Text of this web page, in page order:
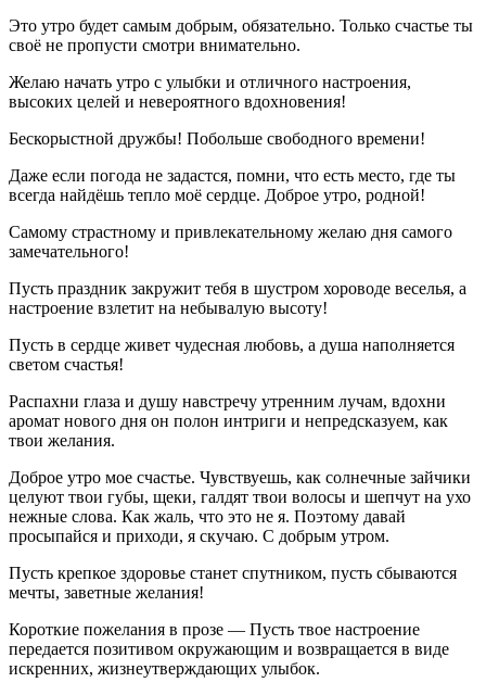
Это утро будет самым добрым, обязательно. Только счастье ты
своё не пропусти смотри внимательно.
Желаю начать утро с улыбки и отличного настроения,
высоких целей и невероятного вдохновения!
Бескорыстной дружбы! Побольше свободного времени!
Даже если погода не задастся, помни, что есть место, где ты
всегда найдёшь тепло моё сердце. Доброе утро, родной!
Самому страстному и привлекательному желаю дня самого
замечательного!
Пусть праздник закружит тебя в шустром хороводе веселья, а
настроение взлетит на небывалую высоту!
Пусть в сердце живет чудесная любовь, а душа наполняется
светом счастья!
Распахни глаза и душу навстречу утренним лучам, вдохни
аромат нового дня он полон интриги и непредсказуем, как
твои желания.
Доброе утро мое счастье. Чувствуешь, как солнечные зайчики
целуют твои губы, щеки, галдят твои волосы и шепчут на ухо
нежные слова. Как жаль, что это не я. Поэтому давай
просыпайся и приходи, я скучаю. С добрым утром.
Пусть крепкое здоровье станет спутником, пусть сбываются
мечты, заветные желания!
Короткие пожелания в прозе — Пусть твое настроение
передается позитивом окружающим и возвращается в виде
искренних, жизнеутверждающих улыбок.